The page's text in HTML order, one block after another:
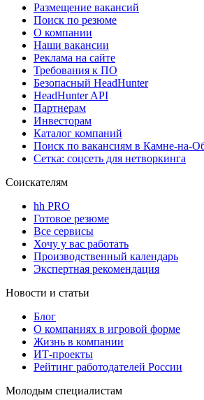
Размещение вакансий
Поиск по резюме
О компании
Наши вакансии
Реклама на сайте
Требования к ПО
Безопасный HeadHunter
HeadHunter API
Партнерам
Инвесторам
Каталог компаний
Поиск по вакансиям в Камне-на-
Сетка: соцсеть для нетворкинга
Соискателям
hh PRO
Готовое резюме
Все сервисы
Хочу у вас работать
Производственный календарь
Экспертная рекомендация
Новости и статьи
Блог
О компаниях в игровой форме
Жизнь в компании
ИТ-проекты
Рейтинг работодателей России
Молодым специалистам